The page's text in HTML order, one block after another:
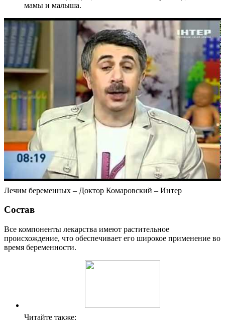
мамы и малыша.
Лечим беременных – Доктор Комаровский – Интер
Состав
Все компоненты лекарства имеют растительное
происхождение, что обеспечивает его широкое применение во
время беременности.
Читайте также: